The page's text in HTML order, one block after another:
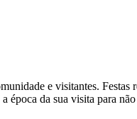
e visitantes.
época da sua visita para